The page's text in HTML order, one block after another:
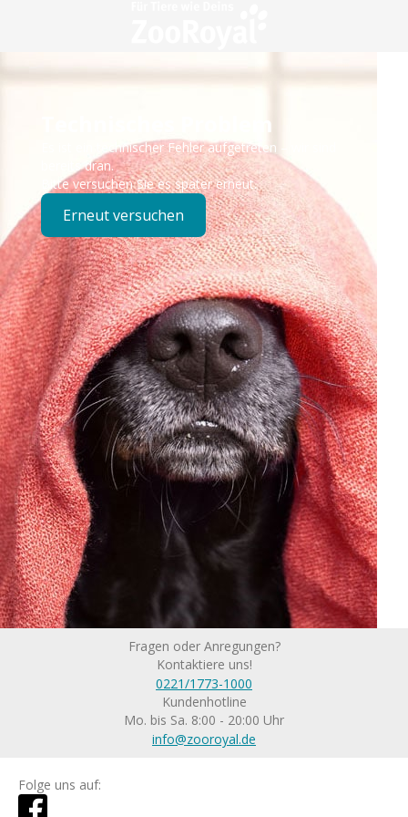
Technisches Problem
Es ist ein technischer Fehler aufgetreten – wir sind
bereits dran.
Bitte versuchen Sie es später erneut.
Erneut versuchen
Fragen oder Anregungen?
Kontaktiere uns!
0221/1773-1000
Kundenhotline
Mo. bis Sa. 8:00 - 20:00 Uhr
info@zooroyal.de
Folge uns auf: